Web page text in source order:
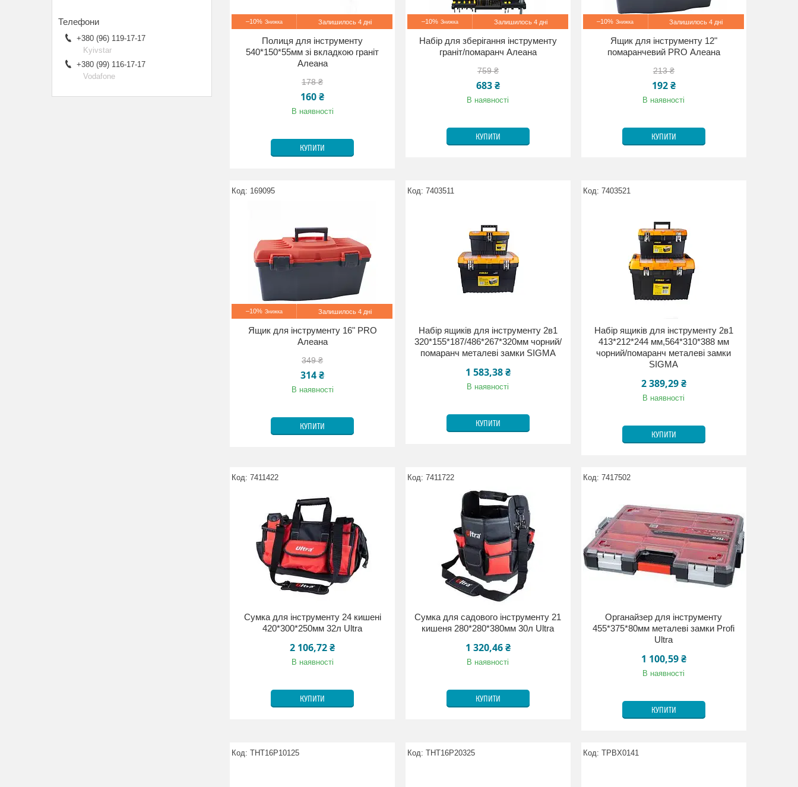
–10% Залишилось 4 дні
Полиця для інструменту
540*150*55мм зі вкладкою граніт
Алеана
178 ₴
160 ₴
В наявності
КУПИТИ
–10% Залишилось 4 дні
Набір для зберігання інструменту
граніт/помаранч Алеана
759 ₴
683 ₴
В наявності
КУПИТИ
–10% Залишилось 4 дні
Ящик для інструменту 12"
помаранчевий PRO Алеана
213 ₴
192 ₴
В наявності
КУПИТИ
169095
–10% Залишилось 4 дні
Ящик для інструменту 16" PRO
Алеана
349 ₴
314 ₴
В наявності
КУПИТИ
7403511
Набір ящиків для інструменту 2в1
320*155*187/486*267*320мм чорний/
помаранч металеві замки SIGMA
1 583,38 ₴
В наявності
КУПИТИ
7403521
Набір ящиків для інструменту 2в1
413*212*244 мм,564*310*388 мм
чорний/помаранч металеві замки
SIGMA
2 389,29 ₴
В наявності
КУПИТИ
7411422
Сумка для інструменту 24 кишені
420*300*250мм 32л Ultra
2 106,72 ₴
В наявності
КУПИТИ
7411722
Сумка для садового інструменту 21
кишеня 280*280*380мм 30л Ultra
1 320,46 ₴
В наявності
КУПИТИ
7417502
Органайзер для інструменту
455*375*80мм металеві замки Profi
Ultra
1 100,59 ₴
В наявності
КУПИТИ
THT16P10125 THT16P20325 TPBX0141
+380 (96) 119-17-17
Kyivstar
+380 (99) 116-17-17
Vodafone